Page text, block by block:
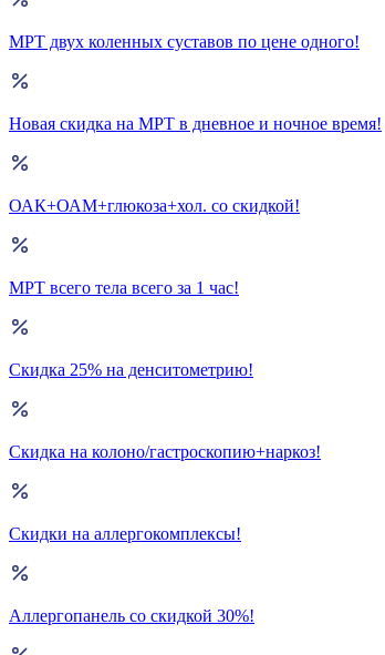
МРТ двух коленных суставов по цене одного!
Новая скидка на МРТ в дневное и ночное время!
ОАК+ОАМ+глюкоза+хол. со скидкой!
МРТ всего тела всего за 1 час!
Скидка 25% на денситометрию!
Скидка на колоно/гастроскопию+наркоз!
Скидки на аллергокомплексы!
Аллергопанель со скидкой 30%!